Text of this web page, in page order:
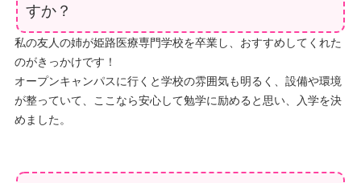
すか？
私の友人の姉が姫路医療専門学校を卒業し、おすすめしてくれた
のがきっかけです！
オープンキャンパスに行くと学校の雰囲気も明るく、設備や環境
が整っていて、ここなら安心して勉学に励めると思い、入学を決
めました。